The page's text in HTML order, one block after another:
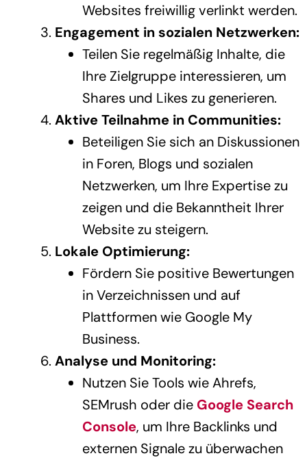
Websites freiwillig verlinkt werden.
Engagement in sozialen Netzwerken:
Teilen Sie regelmäßig Inhalte, die
Ihre Zielgruppe interessieren, um
Shares und Likes zu generieren.
Aktive Teilnahme in Communities:
Beteiligen Sie sich an Diskussionen
in Foren, Blogs und sozialen
Netzwerken, um Ihre Expertise zu
zeigen und die Bekanntheit Ihrer
Website zu steigern.
Lokale Optimierung:
Fördern Sie positive Bewertungen
in Verzeichnissen und auf
Plattformen wie Google My
Business.
Analyse und Monitoring:
Nutzen Sie Tools wie Ahrefs,
SEMrush oder die Google Search
Console, um Ihre Backlinks und
externen Signale zu überwachen